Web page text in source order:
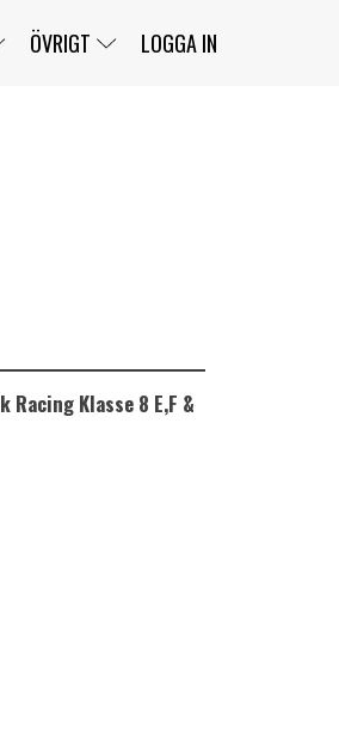
ÖVRIGT
WEBBSHOP
KONTAKT
OM OSS
KOMPLETTERA
LOGGA IN
Klasse 8 E,F &